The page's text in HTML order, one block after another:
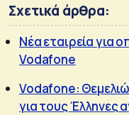
Σχετικά άρθρα:
Νέα εταιρεία για
Vodafone
Vodafone:
για τους Έλληνες